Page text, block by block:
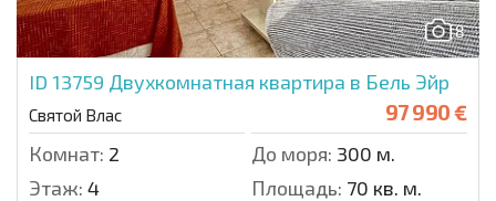
8
ID 13759 Двухкомнатная квартира в Бель Эйр
Святой Влас 97 990 €
Комнат: 2 До моря: 300 м.
Этаж: 4 Площадь: 70 кв. м.